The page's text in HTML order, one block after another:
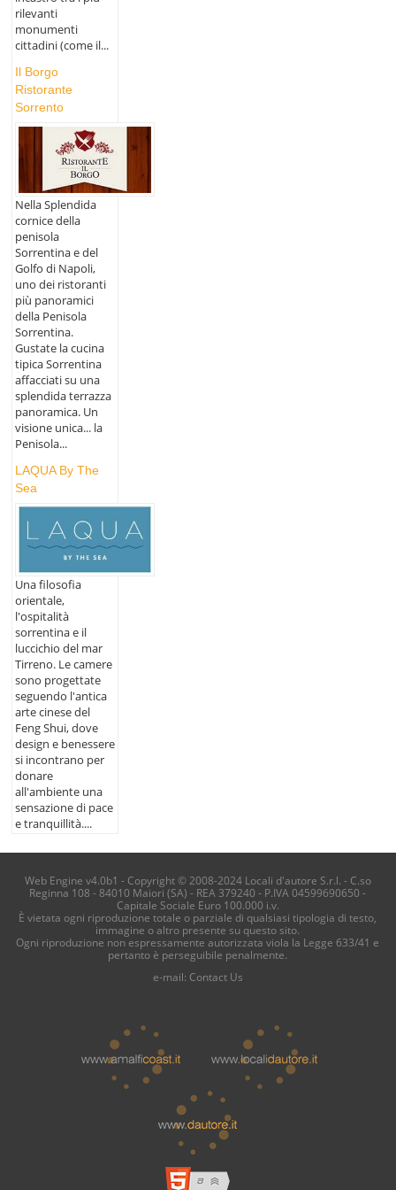
rilevanti
monumenti
cittadini (come il...
Il Borgo
Ristorante
Sorrento
Nella Splendida
cornice della
penisola
Sorrentina e del
Golfo di Napoli,
uno dei ristoranti
più panoramici
della Penisola
Sorrentina.
Gustate la cucina
tipica Sorrentina
affacciati su una
splendida terrazza
panoramica. Un
visione unica... la
Penisola...
LAQUA By The
Sea
Una filosofia
orientale,
l'ospitalità
sorrentina e il
luccichio del mar
Tirreno. Le camere
sono progettate
seguendo l'antica
arte cinese del
Feng Shui, dove
design e benessere
si incontrano per
donare
all'ambiente una
sensazione di pace
e tranquillità....
Web Engine v4.0b1 - Copyright © 2008-2024 Locali d'autore S.r.l. - C.so
Reginna 108 - 84010 Maiori (SA) - REA 379240 - P.IVA 04599690650 -
Capitale Sociale Euro 100.000 i.v.
È vietata ogni riproduzione totale o parziale di qualsiasi tipologia di testo,
immagine o altro presente su questo sito.
Ogni riproduzione non espressamente autorizzata viola la Legge 633/41 e
pertanto è perseguibile penalmente.
e-mail: Contact Us